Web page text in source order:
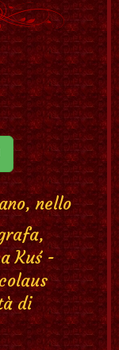
nello
Kuś -
di